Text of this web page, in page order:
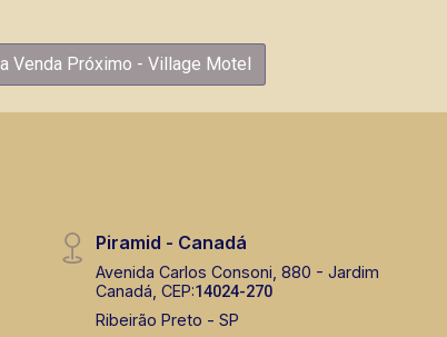
Venda Próximo - Village Motel
Piramid - Canadá
Avenida Carlos Consoni, 880 - Jardim
Canadá, CEP:14024-270
Ribeirão Preto - SP